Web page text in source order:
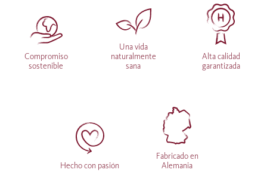
Compromiso
sostenible
Una vida
naturalmente
sana
Alta calidad
garantizada
Hecho con pasión
Fabricado en
Alemania